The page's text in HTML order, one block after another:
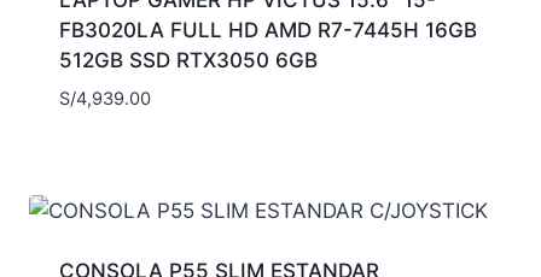
FB3020LA FULL HD AMD R7-7445H 16GB
512GB SSD RTX3050 6GB
S/4,939.00
CONSOLA P55 SLIM ESTANDAR